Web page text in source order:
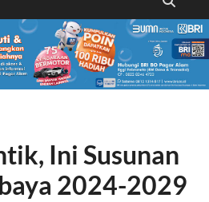
Ini Susunan
2024-2029